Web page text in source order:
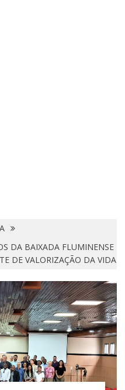
DA BAIXADA FLUMINENSE
DE VALORIZAÇÃO DA VIDA